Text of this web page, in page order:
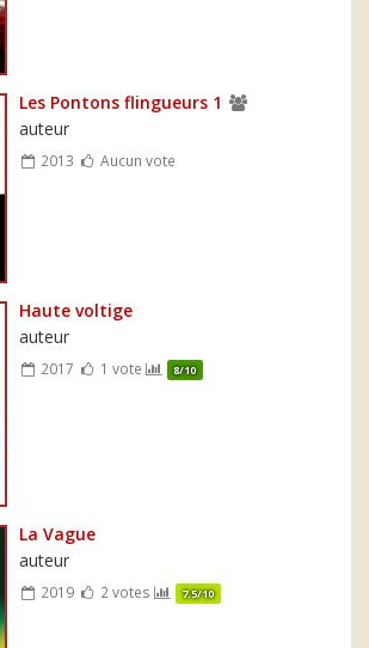
Les Pontons flingueurs 1
auteur
2013 Aucun vote
Haute voltige
auteur
2017 1 vote 8/10
La Vague
auteur
2019 2 votes 7.5/10